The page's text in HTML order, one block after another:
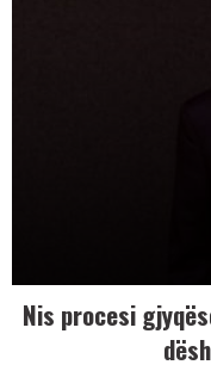
Nis procesi